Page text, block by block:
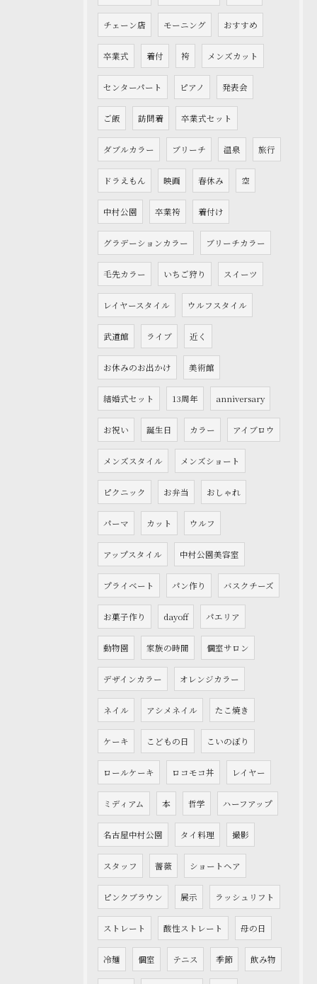
チェーン店 モーニング おすすめ
卒業式 着付 袴 メンズカット
センターパート ピアノ 発表会
ご飯 訪問着 卒業式セット
ダブルカラー ブリーチ 温泉 旅行
ドラえもん 映画 春休み 空
中村公園 卒業袴 着付け
グラデーションカラー ブリーチカラー
毛先カラー いちご狩り スイーツ
レイヤースタイル ウルフスタイル
武道館 ライブ 近く
お休みのお出かけ 美術館
結婚式セット 13周年 anniversary
お祝い 誕生日 カラー アイブロウ
メンズスタイル メンズショート
ピクニック お弁当 おしゃれ
パーマ カット ウルフ
アップスタイル 中村公園美容室
プライベート パン作り バスクチーズ
お菓子作り dayoff パエリア
動物園 家族の時間 個室サロン
デザインカラー オレンジカラー
ネイル アシメネイル たこ焼き
ケーキ こどもの日 こいのぼり
ロールケーキ ロコモコ丼 レイヤー
ミディアム 本 哲学 ハーフアップ
名古屋中村公園 タイ料理 撮影
スタッフ 薔薇 ショートヘア
ピンクブラウン 展示 ラッシュリフト
ストレート 酸性ストレート 母の日
冷麺 個室 テニス 季節 飲み物